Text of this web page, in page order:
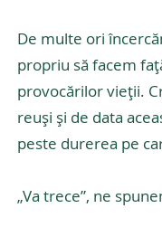
De multe ori
propriu să facem
provocărilor vieții.
reuși și de data
peste durerea pe
„Va trece”, ne